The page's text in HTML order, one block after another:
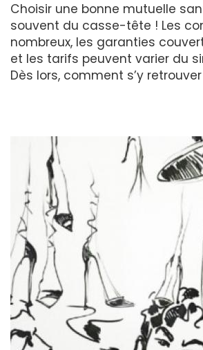
Choisir une bonne mutuelle
souvent du casse-tête ! Les
nombreux, les garanties
et les tarifs peuvent varier du
Dès lors, comment s’y